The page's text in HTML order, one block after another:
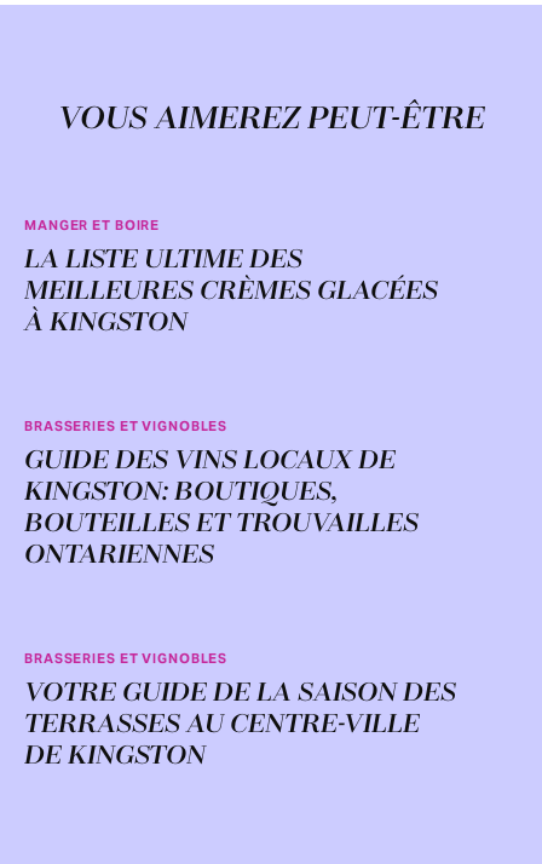
VOUS AIMEREZ PEUT-ÊTRE
MANGER ET BOIRE
LA LISTE ULTIME DES
MEILLEURES CRÈMES GLACÉES
À KINGSTON
BRASSERIES ET VIGNOBLES
GUIDE DES VINS LOCAUX DE
KINGSTON: BOUTIQUES,
BOUTEILLES ET TROUVAILLES
ONTARIENNES
BRASSERIES ET VIGNOBLES
VOTRE GUIDE DE LA SAISON DES
TERRASSES AU CENTRE-VILLE
DE KINGSTON